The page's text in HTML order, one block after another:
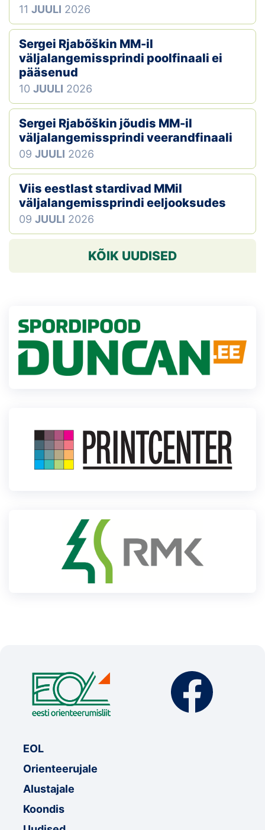
11 JUULI 2026
Sergei Rjabõškin MM-il
väljalangemissprindi poolfinaali ei
pääsenud
10 JUULI 2026
Sergei Rjabõškin jõudis MM-il
väljalangemissprindi veerandfinaali
09 JUULI 2026
Viis eestlast stardivad MMil
väljalangemissprindi eeljooksudes
09 JUULI 2026
KÕIK UUDISED
EOL
Orienteerujale
Alustajale
Koondis